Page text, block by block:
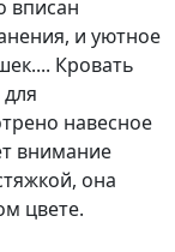
вписан
и уютное
Кровать
навесное
внимание
она
цвете.